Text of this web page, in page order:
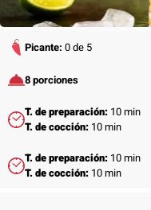
Picante: 0 de 5
8 porciones
T. de preparación: 10 min
T. de cocción: 10 min
T. de preparación: 10 min
T. de cocción: 10 min